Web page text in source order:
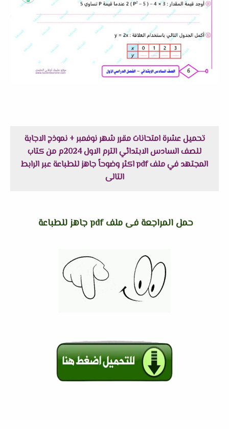
تحميل عشرة امتحانات مقرر شهر نوفمبر + نموذج الاجابة
للصف السادس الابتدائي الترم الاول 2024م من كتاب
المجتهد في ملف pdf اكثر وضوحاً جاهز للطباعة عبر الرابط
التالى
حمل المراجعة فى ملف pdf جاهز للطباعة